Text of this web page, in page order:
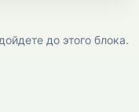
до этого блока.